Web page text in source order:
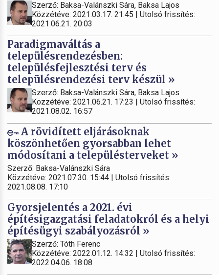
Szerző: Baksa-Valánszki Sára, Baksa Lajos
Közzétéve: 2021.03.17. 21:45 | Utolsó frissítés:
2021.06.21. 20:03
Paradigmaváltás a
településrendezésben:
településfejlesztési terv és
településrendezési terv készül »
Szerző: Baksa-Valánszki Sára, Baksa Lajos
Közzétéve: 2021.06.21. 17:23 | Utolsó frissítés:
2021.08.02. 16:57
A rövidített eljárásoknak
köszönhetően gyorsabban lehet
módosítani a településterveket »
Szerző: Baksa-Valánszki Sára
Közzétéve: 2021.07.30. 15:44 | Utolsó frissítés:
2021.08.08. 17:10
Gyorsjelentés a 2021. évi
építésigazgatási feladatokról és a helyi
építésügyi szabályozásról »
Szerző: Tóth Ferenc
Közzétéve: 2022.01.12. 14:32 | Utolsó frissítés:
2022.04.06. 18:08